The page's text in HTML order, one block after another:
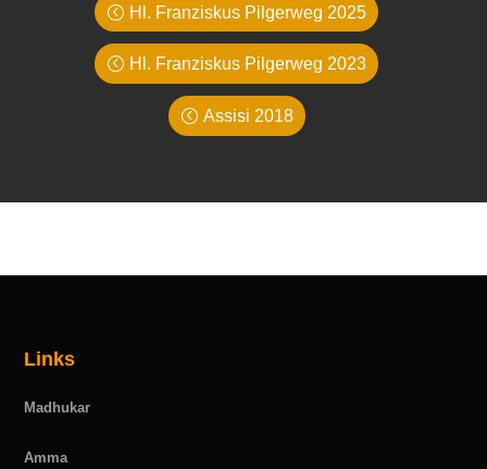
Hl. Franziskus Pilgerweg 2025
Hl. Franziskus Pilgerweg 2023
Assisi 2018
Links
Madhukar
Amma